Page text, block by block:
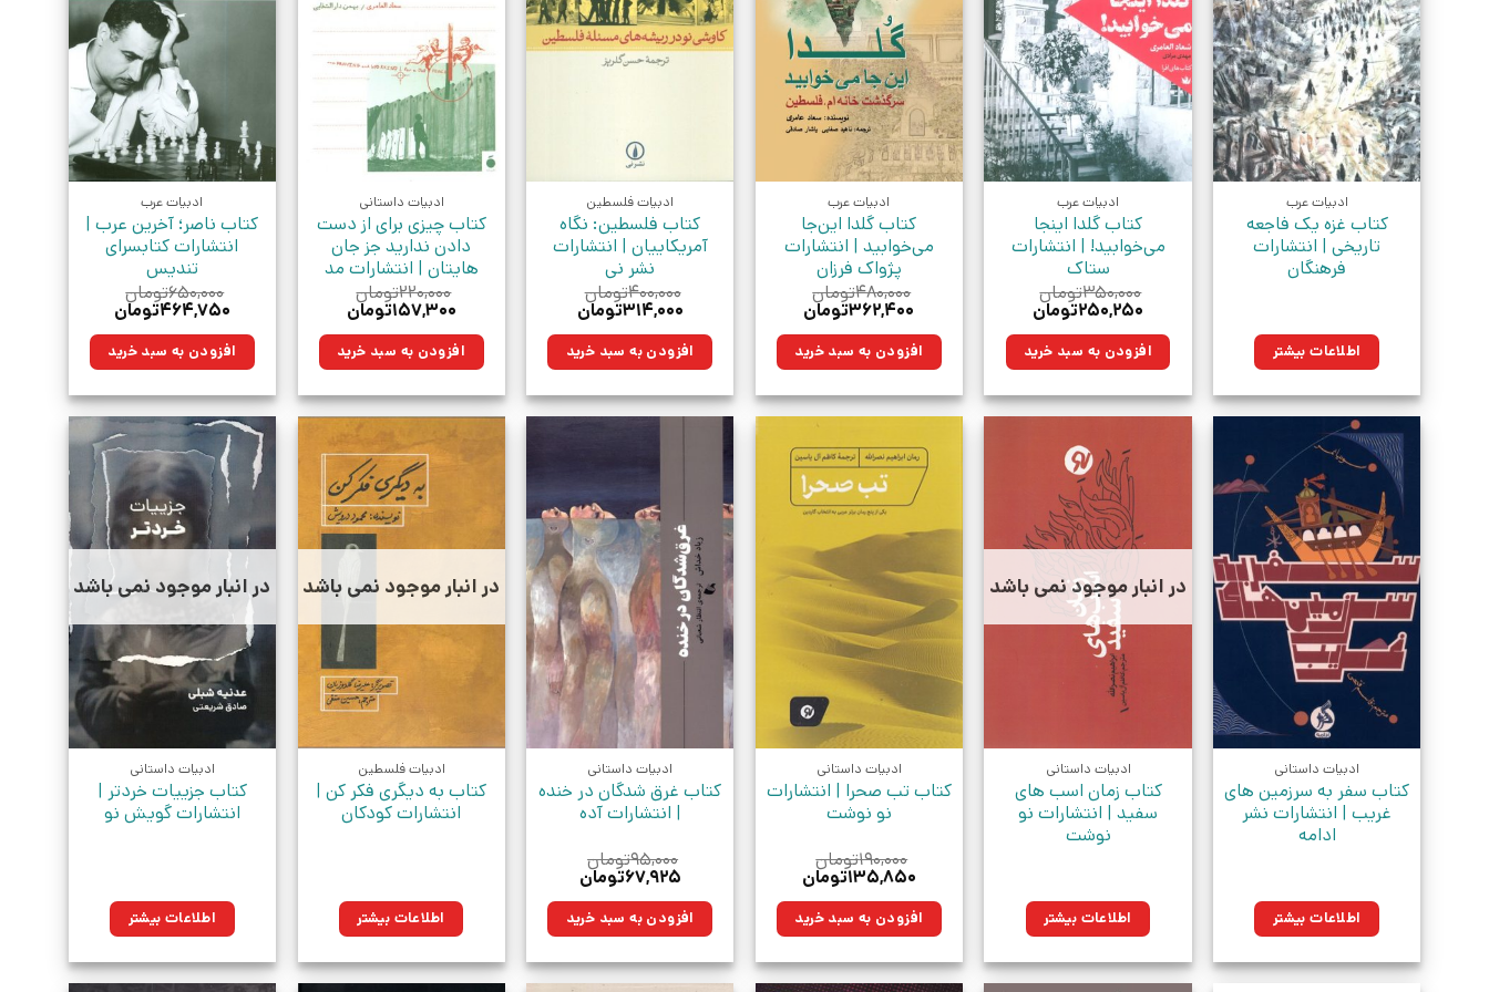
ادبیات عرب
کتاب غزه یک فاجعه
تاریخی | انتشارات
فرهنگان
اطلاعات بیشتر
ادبیات عرب
کتاب گلدا اینجا
می‌خوابید! | انتشارات
ستاک
۳۵۰,۰۰۰تومان
قیمت
۳۵۰,۰۰۰تومان
بود.
۲۵۰,۲۵۰تومانقیمت
۲۵۰,۲۵۰تومان.افزودن به سبد خرید
ادبیات عرب
کتاب گلدا این‌جا
می‌خوابید | انتشارات
پژواک فرزان
۴۸۰,۰۰۰تومان
قیمت
۴۸۰,۰۰۰تومان
بود.
۳۶۲,۴۰۰تومانقیمت
۳۶۲,۴۰۰تومان.افزودن به سبد خرید
ادبیات فلسطین
کتاب فلسطین: نگاه
آمریکاییان | انتشارات
نشر نی
۴۰۰,۰۰۰تومان
قیمت
۴۰۰,۰۰۰تومان
بود.
۳۱۴,۰۰۰تومان
۳۱۴,۰۰۰تومان.افزودن به سبد خرید
ادبیات داستانی
کتاب چیزی برای از دست
دادن ندارید جز جان
هایتان | انتشارات مد
۲۲۰,۰۰۰تومان
قیمت
۲۲۰,۰۰۰تومان
بود.
۱۵۷,۳۰۰تومان
۱۵۷,۳۰۰تومان.افزودن به سبد خرید
ادبیات عرب
کتاب ناصر؛ آخرین عرب |
انتشارات کتابسرای
تندیس
۶۵۰,۰۰۰تومان
قیمت
۶۵۰,۰۰۰تومان
بود.
۴۶۴,۷۵۰تومان
۴۶۴,۷۵۰تومان.افزودن به سبد خرید
ادبیات داستانی
کتاب سفر به سرزمین های
غریب | انتشارات نشر
ادامه
اطلاعات بیشتر
در انبار موجود نمی باشد
ادبیات داستانی
کتاب زمان اسب های
سفید | انتشارات نو
نوشت
اطلاعات بیشتر
ادبیات داستانی
کتاب تب صحرا | انتشارات
نو نوشت
۱۹۰,۰۰۰تومان
قیمت
۱۹۰,۰۰۰تومان
بود.
۱۳۵,۸۵۰تومان
۱۳۵,۸۵۰تومان.افزودن به سبد خرید
ادبیات داستانی
کتاب غرق شدگان در خنده
| انتشارات آده
۹۵,۰۰۰تومان
قیمت
۹۵,۰۰۰تومان
بود.
۶۷,۹۲۵تومان
۶۷,۹۲۵تومان.افزودن به سبد خرید
در انبار موجود نمی باشد
ادبیات فلسطین
کتاب به دیگری فکر کن |
انتشارات کودکان
اطلاعات بیشتر
در انبار موجود نمی باشد
ادبیات داستانی
کتاب جزییات خردتر |
انتشارات گویش نو
اطلاعات بیشتر